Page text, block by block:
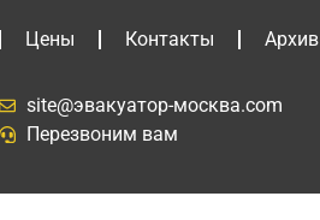
Цены Контакты Архив
site@эвакуатор-москва.com
Перезвоним вам